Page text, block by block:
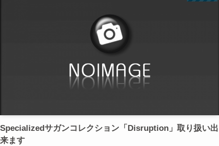
Specializedサガンコレクション「Disruption」取り扱い出
来ます